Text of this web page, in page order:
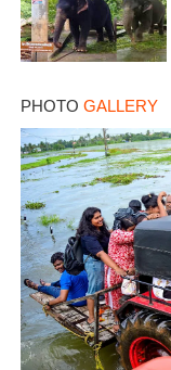
PHOTO GALLERY